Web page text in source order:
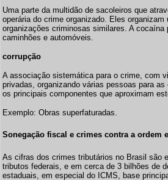
Uma parte da multidão de sacoleiros que
operária do crime organizado. Eles
organizações criminosas similares. A
caminhões e automóveis.
corrupção
A associação sistemática para o crime, com
privadas, organizando várias pessoas para
os principais componentes que aproximam
Exemplo: Obras superfaturadas.
Sonegação fiscal e crimes contra a ordem
As cifras dos crimes tributários no Brasil são
tributos federais, e em cerca de 3 bilhões de
estaduais, em especial do ICMS, base